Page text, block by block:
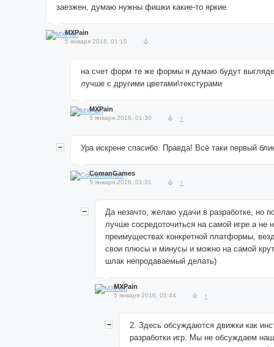
заезжен, думаю нужны фишки какие-то яркие.
MXPain
5 января 2016, 01:15
на счет форм те же формы я думаю будут
лучше с другими цветами\текстурами
MXPain
5 января 2016, 01:30 ↑
Ура искрене спасибо. Правда! Всё таки первый
ComanGames
5 января 2016, 01:31 ↑
Да незачто, желаю удачи в разработке, но
лучше сосредоточиться на самой игре а не
преимуществах конкретной платформы,
свои плюсы и минусы и можно на самой
шлак непродаваемый делать)
MXPain
5 января 2016, 01:44 ↑
2. Здесь обсуждаются движки как
разработки игр. Мы не обсуждаем